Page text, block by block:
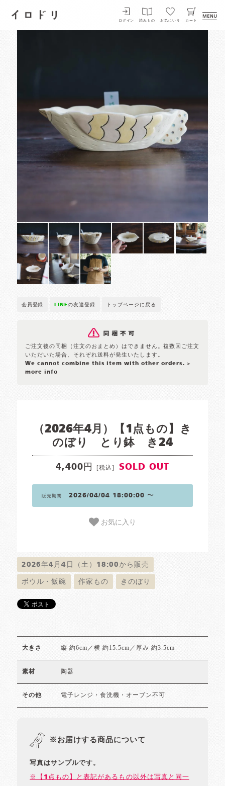
イロドリ
ログイン 読みもの お気にいり カート
会員登録 LINEの友達登録 トップページに戻る
ご注文後の同梱（注文のおまとめ）はできません。複数回ご注文
いただいた場合、それぞれ送料が発生いたします。
We cannot combine this item with other orders. >
more info
（2026年4月）【1点もの】き
のぼり とり鉢 き24
4,400円 [税込] SOLD OUT
販売期間 2026/04/04 18:00:00 〜
お気に入り
2026年4月4日（土）18:00から販売
ボウル・飯碗 作家もの きのぼり
大きさ 縦 約6cm／横 約15.5cm／厚み 約3.5cm
素材 陶器
その他 電子レンジ・食洗機・オーブン不可
※お届けする商品について
写真はサンプルです。
※【1点もの】と表記があるもの以外は写真と同一